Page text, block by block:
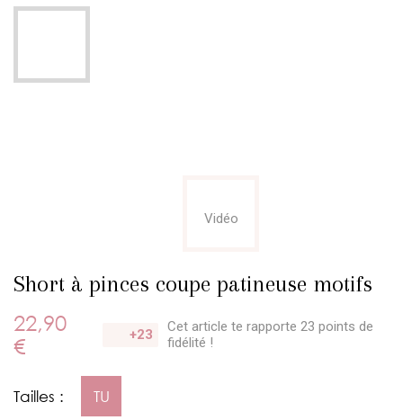
Vidéo
Short à pinces coupe patineuse motifs
22,90
€
+23 Cet article te rapporte 23 points de
fidélité !
Tailles : TU